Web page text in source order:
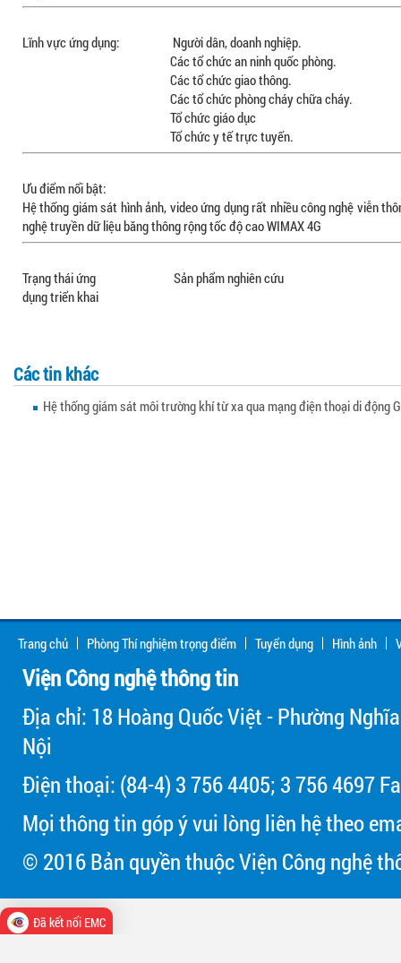
Lĩnh vực ứng dụng: Người dân, doanh nghiệp.
Các tổ chức an ninh quốc phòng.
Các tổ chức giao thông.
Các tổ chức phòng cháy chữa cháy.
Tổ chức giáo dục
Tổ chức y tế trực tuyến.
Ưu điểm nổi bật:
Hệ thống giám sát hình ảnh, video ứng dụng rất nhiều công nghệ viễn
nghệ truyền dữ liệu băng thông rộng tốc độ cao WIMAX 4G
Trạng thái ứng Sản phẩm nghiên cứu
dụng triển khai
Các tin khác
Hệ thống giám sát môi trường khí từ xa qua mạng điện thoại di động
Trang chủ Phòng Thí nghiệm trọng điểm Tuyển dụng Hình ảnh
Viện Công nghệ thông tin
Địa chỉ: 18 Hoàng Quốc Việt - Phường
Nội
Điện thoại: (84-4) 3 756 4405; 3 756 4697
Mọi thông tin góp ý vui lòng liên hệ theo
© 2016 Bản quyền thuộc Viện Công nghệ
Đã kết nối EMC